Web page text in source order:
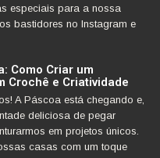
especiais para a nossa
bastidores no Instagram e
Como Criar um
Crochê e Criatividade
A Páscoa está chegando e,
deliciosa de pegar
em projetos únicos.
casas com um toque